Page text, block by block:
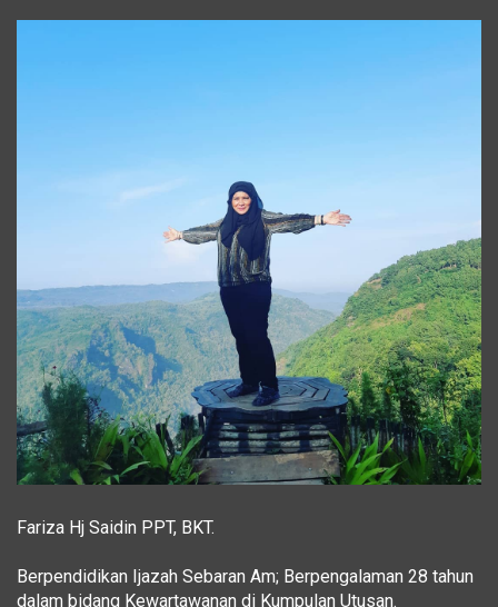
Fariza Hj Saidin PPT, BKT.
Berpendidikan Ijazah Sebaran Am; Berpengalaman 28 tahun
dalam bidang Kewartawanan di Kumpulan Utusan.